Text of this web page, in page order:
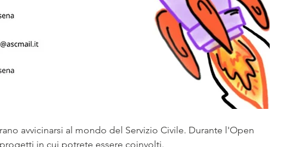
avvicinarsi al mondo del Servizio Civile. Durante l'Open
in cui potrete essere coinvolti.